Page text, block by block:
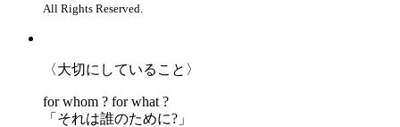
All Rights Reserved.
〈大切にしていること〉
for whom ? for what ?
「 それは誰のために?」